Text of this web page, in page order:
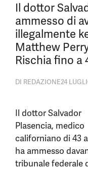
Il dottor
ammesso di
illegalmente
Matthew
Rischia fino a
DI REDAZIONE24
Il dottor Salvador
Plasencia, medico
californiano di 43
ha ammesso
tribunale federale